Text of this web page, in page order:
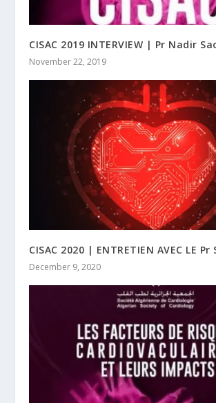
CISAC 2019 INTERVIEW | Pr Nadir
November 22, 2019
CISAC 2020 | ENTRETIEN AVEC LE
December 9, 2020